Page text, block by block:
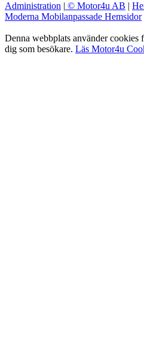
Administration | © Motor4u AB |
Moderna Mobilanpassade Hemsidor
Denna webbplats använder cookies
dig som besökare. Läs Motor4u